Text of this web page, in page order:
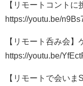
【リモートコント
https://youtu.be/
【リモート呑み会
https://youtu.be/
【リモートで会いま